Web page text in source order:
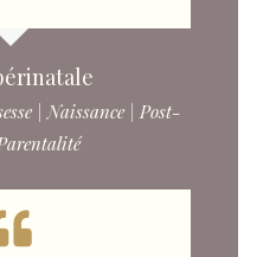
| Naissance | Post-